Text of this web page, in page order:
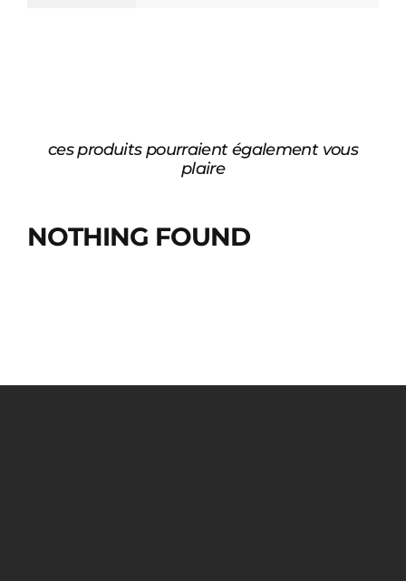
ces produits pourraient également vous
plaire
NOTHING FOUND